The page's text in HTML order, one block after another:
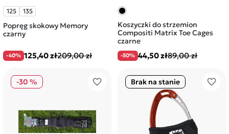
125 135
Popręg skokowy Memory
czarny
-40% 125,40 zł209,00 zł
Koszyczki do strzemion
Compositi Matrix Toe Cages
czarne
-50% 44,50 zł89,00 zł
favorite_border
-30 % favorite_border
Brak na stanie